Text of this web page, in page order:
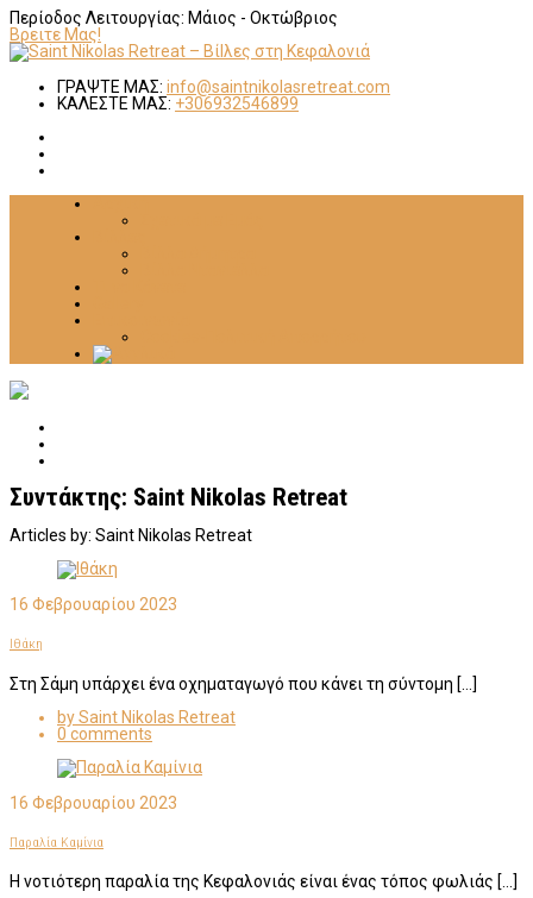
Περίοδος Λειτουργίας: Μάιος - Οκτώβριος
Βρειτε Μας!
ΓΡΑΨΤΕ ΜΑΣ: info@saintnikolasretreat.com
ΚΑΛΕΣΤΕ ΜΑΣ: +306932546899
Συντάκτης: Saint Nikolas Retreat
Articles by: Saint Nikolas Retreat
16 Φεβρουαρίου 2023
Ιθάκη
Στη Σάμη υπάρχει ένα οχηματαγωγό που κάνει τη σύντομη […]
by Saint Nikolas Retreat
0 comments
16 Φεβρουαρίου 2023
Παραλία Καμίνια
Η νοτιότερη παραλία της Κεφαλονιάς είναι ένας τόπος φωλιάς […]